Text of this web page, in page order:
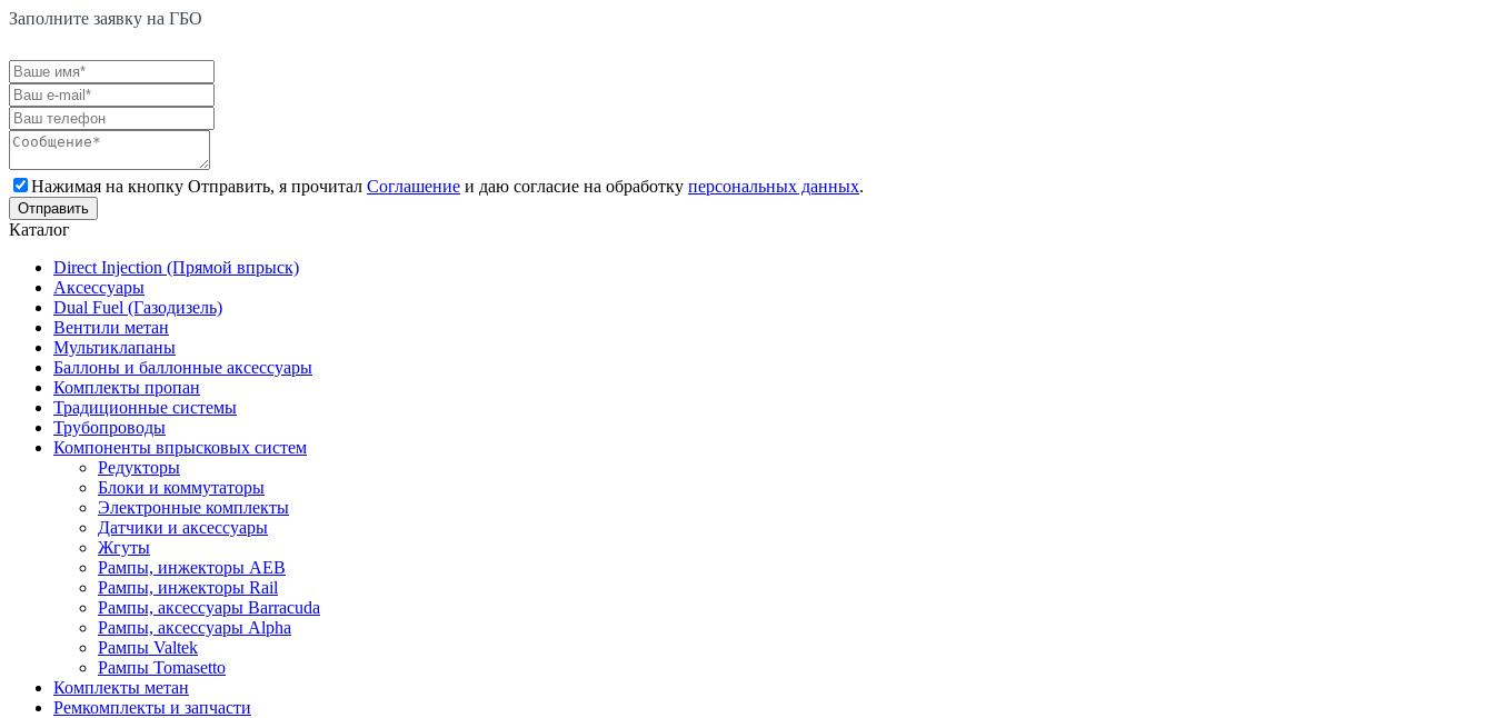
Заполните заявку на ГБО
Нажимая на кнопку Отправить, я прочитал Соглашение и даю согласие на обработку персональных данных.
Каталог
Direct Injection (Прямой впрыск)
Аксессуары
Dual Fuel (Газодизель)
Вентили метан
Мультиклапаны
Баллоны и баллонные аксессуары
Комплекты пропан
Традиционные системы
Трубопроводы
Компоненты впрысковых систем
Редукторы
Блоки и коммутаторы
Электронные комплекты
Датчики и аксессуары
Жгуты
Рампы, инжекторы AEB
Рампы, инжекторы Rail
Рампы, аксессуары Barracuda
Рампы, аксессуары Alpha
Рампы Valtek
Рампы Tomasetto
Комплекты метан
Ремкомплекты и запчасти